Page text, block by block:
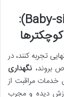
خدمات نگهداری از کودکان (Baby-sitting):
تجربه کنند، در
بروند، نگهداری
خدمات مراقبت از
دیده و مجرب